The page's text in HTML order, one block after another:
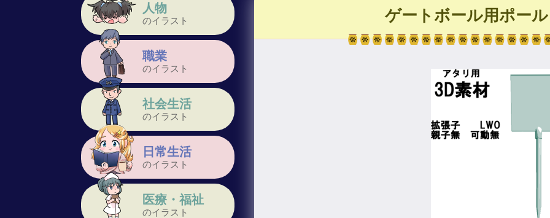
人物
のイラスト
職業
のイラスト
社会生活
のイラスト
日常生活
のイラスト
医療・福祉
のイラスト
ゲートボール用ポール